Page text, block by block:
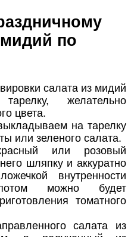
мидий по
салата из мидий
желательно
цвета.
на тарелку
или зеленого салата.
или розовый
шляпку и аккуратно
внутренности
можно будет
томатного
салата из